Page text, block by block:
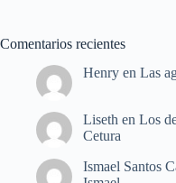
Comentarios recientes
Henry en Las
Liseth en Los
Cetura
Ismael Santos